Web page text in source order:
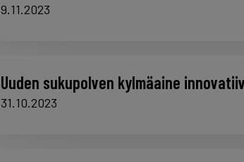
9.11.2023
Uuden sukupolven kylmäaine
31.10.2023